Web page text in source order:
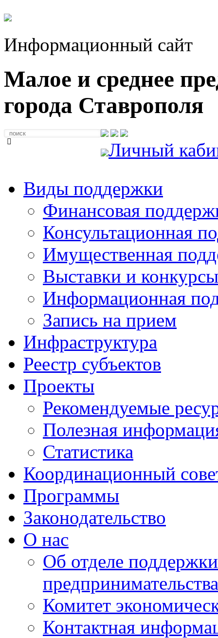
Информационный сайт
Малое и среднее
города Ставрополя
Личный
Виды поддержки
Финансовая
Консультационная
Имущественная
Выставки и конкурсы
Информационная
Запись на прием
Инфраструктура
Реестр субъектов
Проекты
Рекомендуемые
Полезная
Статистика
Координационный
Программы
Законодательство
О нас
Об отделе
предпринимательства
Комитет
Контактная